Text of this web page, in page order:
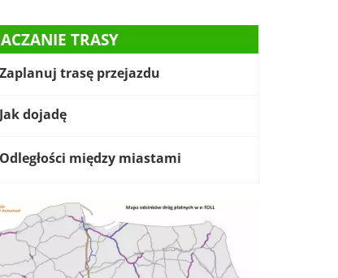
TRASY
Zaplanuj trasę przejazdu
Jak dojadę
Odległości między miastami